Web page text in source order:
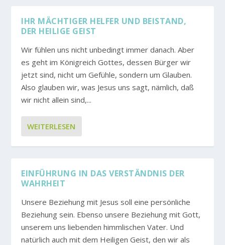
IHR MÄCHTIGER HELFER UND BEISTAND,
DER HEILIGE GEIST
Wir fühlen uns nicht unbedingt immer danach. Aber
es geht im Königreich Gottes, dessen Bürger wir
jetzt sind, nicht um Gefühle, sondern um Glauben.
Also glauben wir, was Jesus uns sagt, nämlich, daß
wir nicht allein sind,...
WEITERLESEN
EINFÜHRUNG IN DAS VERSTÄNDNIS DER
WAHRHEIT
Unsere Beziehung mit Jesus soll eine persönliche
Beziehung sein. Ebenso unsere Beziehung mit Gott,
unserem uns liebenden himmlischen Vater. Und
natürlich auch mit dem Heiligen Geist, den wir als